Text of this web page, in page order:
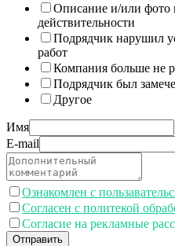
Описание и/или фото
действительности
Подрядчик нарушил
работ
Компания больше не
Подрядчик был
Другое
Имя
E-mail
Ознакомлен с
Согласен с политекой
Согласие на рекламные
Отправить